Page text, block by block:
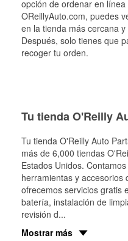
opción de ordenar en
OReillyAuto.com, puedes
en la tienda más cercana
Después, solo tienes que
recoger tu orden.
Tu tienda O'Reilly
Tu tienda O'Reilly Auto
más de 6,000 tiendas
Estados Unidos.
herramientas y accesorios
ofrecemos servicios gratis
batería, instalación de
revisión d...
Mostrar más